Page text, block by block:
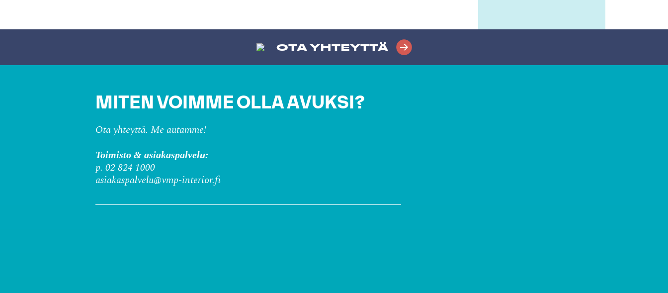
OTA YHTEYTTÄ
MITEN VOIMME OLLA AVUKSI?
Ota yhteyttä. Me autamme!
Toimisto & asiakaspalvelu:
p. 02 824 1000
asiakaspalvelu@vmp-interior.fi